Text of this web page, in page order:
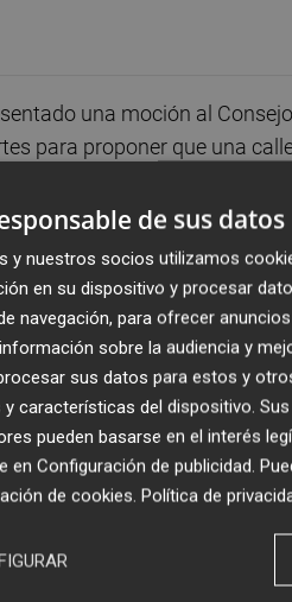
una moción al
para proponer que una
recientemente fallecida. La
entre las calles Senda del
García nació y residió
"ferviente defensora de
la Universidad Cardenal
años el programa de
Durante 25 años trabajó
expresa de la familia, tiene
otras posibilidades, ya
los grupos con
de sus datos
y nuestros socios utilizamos
en su dispositivo y procesar
navegación, para ofrecer
sobre la audiencia y
sus datos para estos y
características del dispositivo.
pueden basarse en el interés
en Configuración de publicidad.
de cookies. Política de